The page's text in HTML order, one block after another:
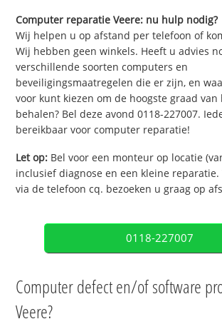
Computer reparatie Veere: nu hulp nodig?
Wij helpen u op afstand per telefoon of
Wij hebben geen winkels. Heeft u advies
verschillende soorten computers en
beveiligingsmaatregelen die er zijn, en
voor kunt kiezen om de hoogste graad
behalen? Bel deze avond 0118-227007.
bereikbaar voor computer reparatie!
Let op: Bel voor een monteur op locatie
inclusief diagnose en een kleine
via de telefoon cq. bezoeken u graag op
0118-227007
Computer defect en/of software
Veere?